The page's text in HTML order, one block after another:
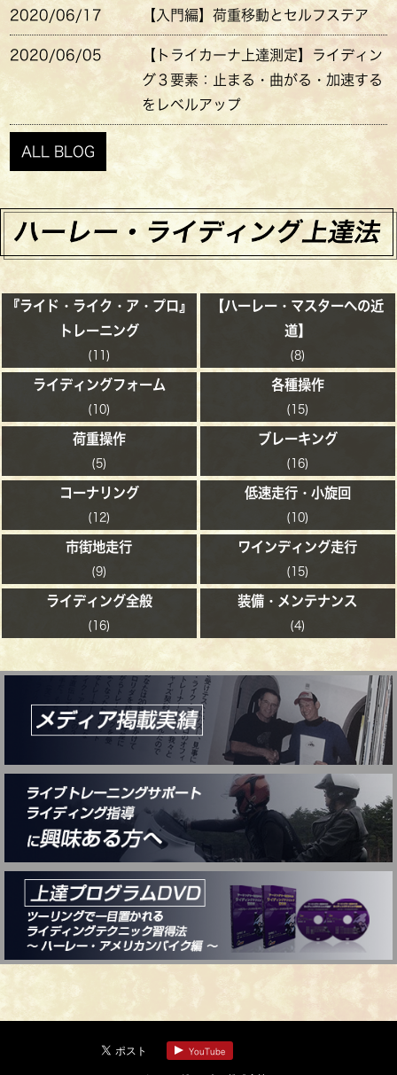
2020/06/17 【入門編】荷重移動とセルフステア
2020/06/05
【トライカーナ上達測定】ライディン
グ３要素：止まる・曲がる・加速する
をレベルアップ
ALL BLOG
『ライド・ライク・ア・プロ』
トレーニング
(11)
【ハーレー・マスターへの近
道】
(8)
ライディングフォーム
(10)
各種操作
(15)
荷重操作
(5)
ブレーキング
(16)
コーナリング
(12)
低速走行・小旋回
(10)
市街地走行
(9)
ワインディング走行
(15)
ライディング全般
(16)
装備・メンテナンス
(4)
YouTube